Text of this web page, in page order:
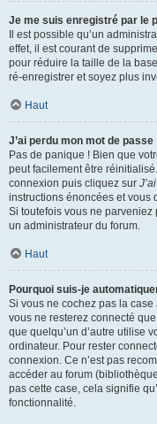
Je me suis enregistré par le
Il est possible qu’un
effet, il est courant de
pour réduire la taille de la
ré-enregistrer et soyez plus
Haut
J’ai perdu mon mot de passe
Pas de panique ! Bien que
peut facilement être
connexion puis cliquez sur
instructions énoncées et vous
Si toutefois vous ne
un administrateur du forum.
Haut
Pourquoi suis-je
Si vous ne cochez pas la case
vous ne resterez connecté
que quelqu’un d’autre utilise
ordinateur. Pour rester
connexion. Ce n’est pas
accéder au forum
pas cette case, cela signifie
fonctionnalité.